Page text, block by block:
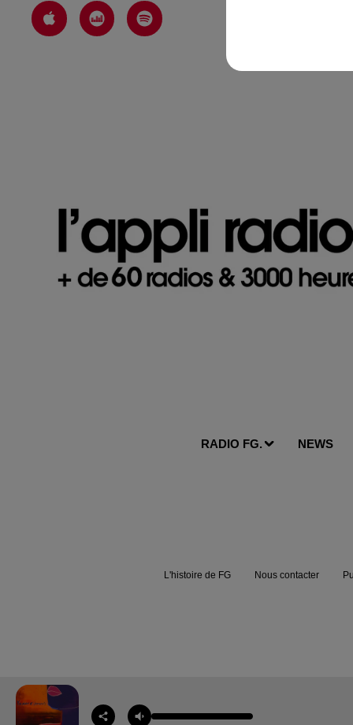
RADIO FG. NEWS
L'histoire de FG Nous contacter